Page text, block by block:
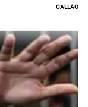
Callao